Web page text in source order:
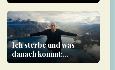
Ich sterbe und was
danach kommt:
Bewusstsein im See der